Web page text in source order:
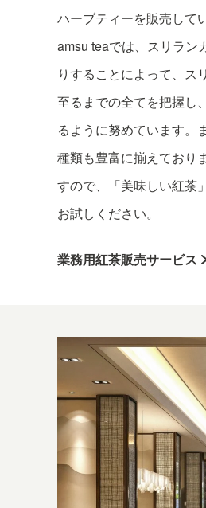
ハーブティーを販売して
amsu teaでは、スリラン
りすることによって、ス
至るまでの全てを把握し
るように努めています。
種類も豊富に揃えており
すので、「美味しい紅茶
お試しください。
業務用紅茶販売サービス